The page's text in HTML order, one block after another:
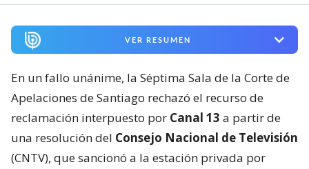
VER RESUMEN
En un fallo unánime, la Séptima Sala de la Corte de
Apelaciones de Santiago rechazó el recurso de
reclamación interpuesto por Canal 13 a partir de
una resolución del Consejo Nacional de Televisión
(CNTV), que sancionó a la estación privada por